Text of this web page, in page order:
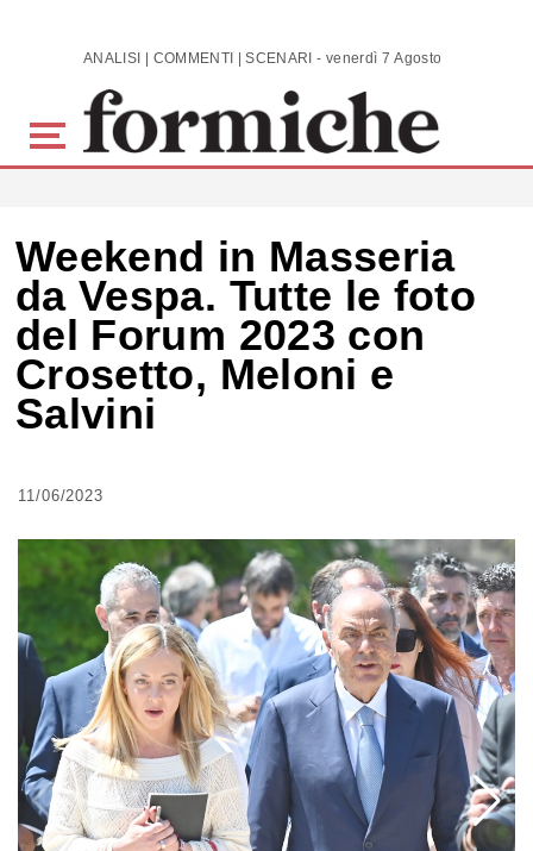
Skip to main content ANALISI | COMMENTI | SCENARI - venerdì 7 Agosto 2026
Weekend in Masseria
da Vespa. Tutte le foto
del Forum 2023 con
Crosetto, Meloni e
Salvini
11/06/2023